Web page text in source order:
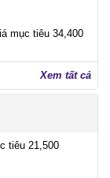
mục tiêu 34,400
Xem tất cả
tiêu 21,500